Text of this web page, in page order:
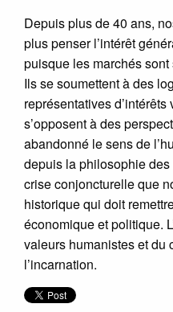
Depuis plus de 40 ans,
plus penser l’intérêt
puisque les marchés sont
Ils se soumettent à des
représentatives
s’opposent à des
abandonné le sens de
depuis la philosophie des
crise conjoncturelle que
historique qui doit
économique et politique.
valeurs humanistes et du
l’incarnation.